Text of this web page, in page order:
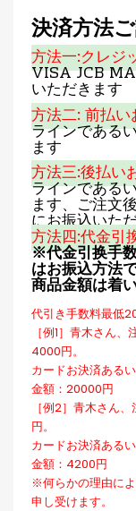
決済方法
方法一:クレジ
VISA JCB
いただきます
方法二: 前払
ラインである
ます
方法三:後払い
ラインである
ます、ご注文
にお振込いた
方法四:代金引
※代金引换手
はお振込方法
商品金額は着
代引き手数料最低
［例1］青木さん
4000円。
カードお決済ある
金額：20000円
［例2］青木さん
円。
カードお決済ある
金額：4200円
※何らかの理由に
申し受けます。